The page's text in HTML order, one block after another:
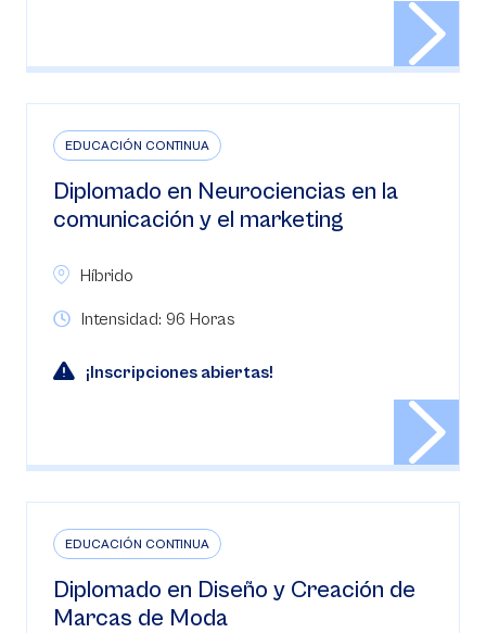
EDUCACIÓN CONTINUA
Diplomado en Neurociencias en la
comunicación y el marketing
Híbrido
Intensidad: 96 Horas
¡Inscripciones abiertas!
EDUCACIÓN CONTINUA
Diplomado en Diseño y Creación de
Marcas de Moda